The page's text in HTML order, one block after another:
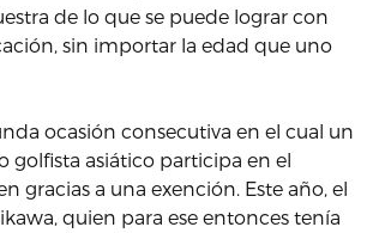
de lo que se puede lograr con
sin importar la edad que uno
ocasión consecutiva en el cual un
golfista asiático participa en el
gracias a una exención. Este año, el
quien para ese entonces tenía